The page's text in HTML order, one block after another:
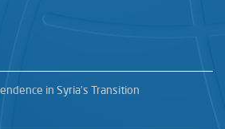
in Syria’s Transition